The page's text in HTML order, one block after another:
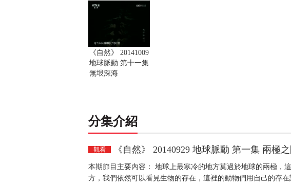
《自然》 20141009
地球脈動 第十一集
無垠深海
分集介紹
觀看 《自然》 20140929 地球脈動 第一集 兩極
本期節目主要內容： 地球上最寒冷的地方莫過於地球的兩極，
方，我們依然可以看見生物的存在，這裡的動物們用自己的存